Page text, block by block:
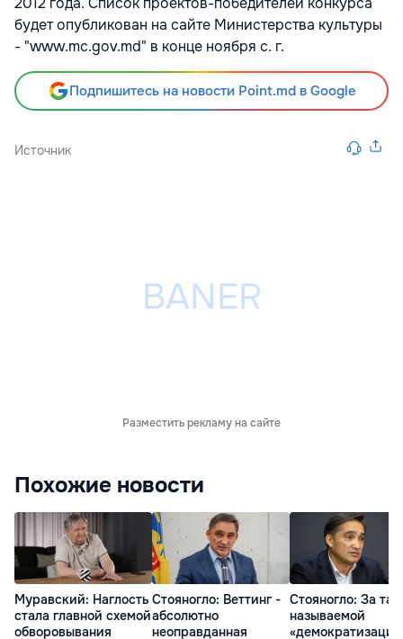
будет опубликован на сайте Министерства культуры
- "www.mc.gov.md" в конце ноября с. г.
Подпишитесь на новости Point.md в Google
Источник
Разместить рекламу на сайте
Похожие новости
Муравский: Наглость
стала главной схемой
обворовывания
Стояногло: Веттинг -
абсолютно
неоправданная
Стояногло: За так
называемой